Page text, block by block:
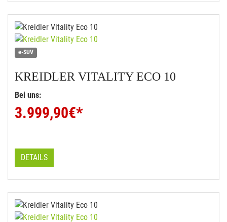
e-SUV
KREIDLER VITALITY ECO 10
Bei uns:
3.999,90€*
DETAILS